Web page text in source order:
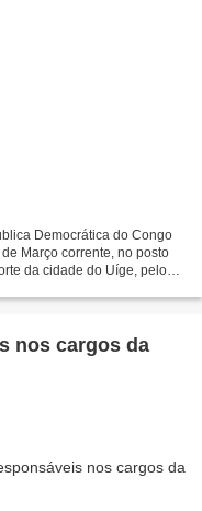
Democrática do Congo
Março corrente, no posto
da cidade do Uíge, pelo
nos cargos da